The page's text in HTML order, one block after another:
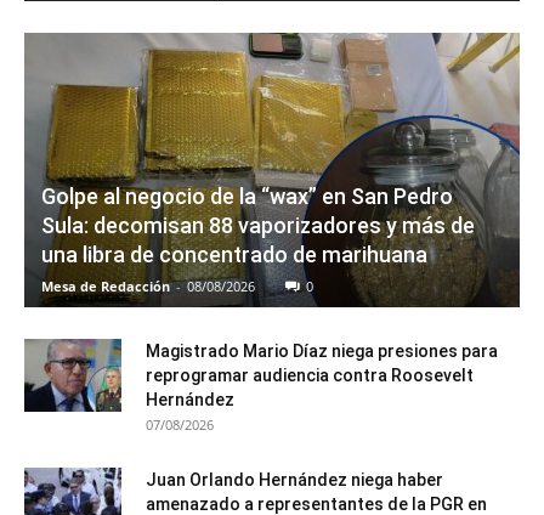
Golpe al negocio de la “wax” en San Pedro
Sula: decomisan 88 vaporizadores y más de
una libra de concentrado de marihuana
Mesa de Redacción - 08/08/2026 0
Magistrado Mario Díaz niega presiones para
reprogramar audiencia contra Roosevelt
Hernández
07/08/2026
Juan Orlando Hernández niega haber
amenazado a representantes de la PGR en